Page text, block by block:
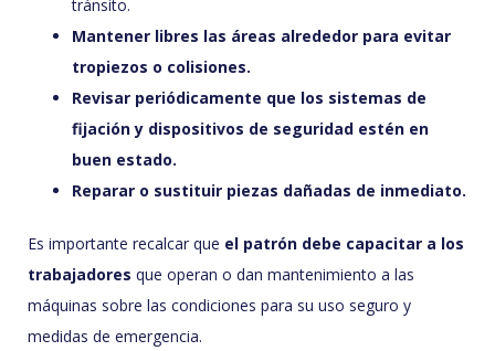
tránsito.
Mantener libres las áreas alrededor para evitar
tropiezos o colisiones.
Revisar periódicamente que los sistemas de
fijación y dispositivos de seguridad estén en
buen estado.
Reparar o sustituir piezas dañadas de inmediato.
Es importante recalcar que el patrón debe capacitar a los
trabajadores que operan o dan mantenimiento a las
máquinas sobre las condiciones para su uso seguro y
medidas de emergencia.